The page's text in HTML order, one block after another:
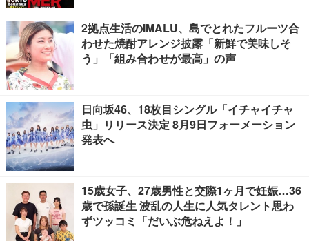
2拠点生活のIMALU、島でとれたフルーツ合
わせた焼酎アレンジ披露「新鮮で美味しそ
う」「組み合わせが最高」の声
日向坂46、18枚目シングル「イチャイチャ
虫」リリース決定 8月9日フォーメーション
発表へ
15歳女子、27歳男性と交際1ヶ月で妊娠…36
歳で孫誕生 波乱の人生に人気タレント思わ
ずツッコミ「だいぶ危ねえよ！」